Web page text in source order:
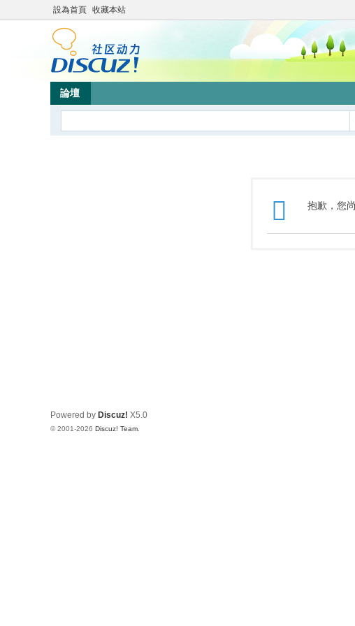
設為首頁 收藏本站
論壇
抱歉，您
Powered by Discuz! X5.0
© 2001-2026 Discuz! Team